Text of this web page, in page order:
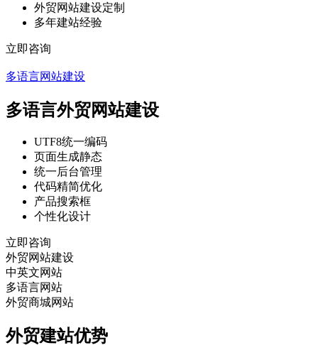
外贸网站建设定制
多年建站经验
立即咨询
多语言网站建设
多语言外贸网站建设
UTF8统一编码
页面生成静态
统一后台管理
代码精简优化
产品搜索框
个性化设计
立即咨询
外贸网站建设
中英文网站
多语言网站
外贸商城网站
外贸建站优势